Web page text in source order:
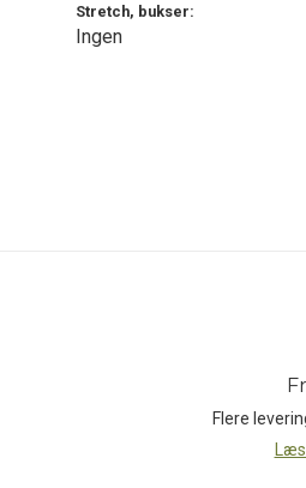
Stretch, bukser:
Ingen
Flere